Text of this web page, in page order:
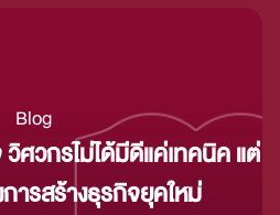
Blog
วิศวกรไม่ได้มีดีแค่เทคนิค แต่
ารสร้างธุรกิจยุคใหม่